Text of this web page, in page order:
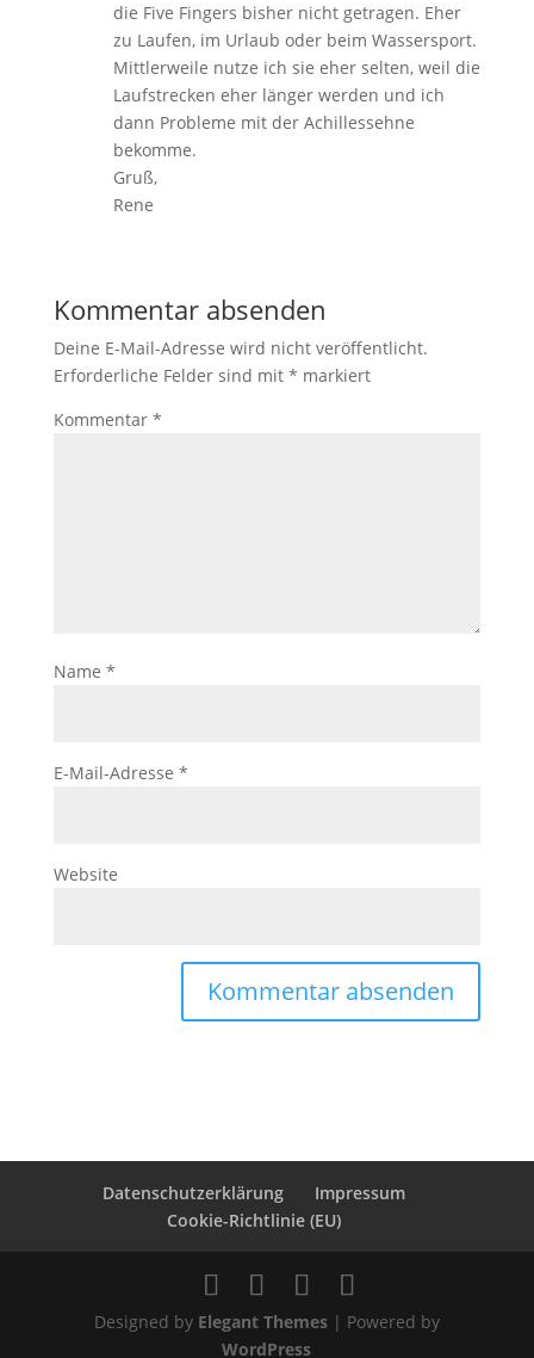
die Five Fingers bisher nicht getragen. Eher
zu Laufen, im Urlaub oder beim Wassersport.
Mittlerweile nutze ich sie eher selten, weil die
Laufstrecken eher länger werden und ich
dann Probleme mit der Achillessehne
bekomme.
Gruß,
Rene
Kommentar absenden
Deine E-Mail-Adresse wird nicht veröffentlicht.
Erforderliche Felder sind mit * markiert
Kommentar *
Name *
E-Mail-Adresse *
Website
Datenschutzerklärung
Impressum
Cookie-Richtlinie (EU)
Designed by Elegant Themes| Powered by
WordPress